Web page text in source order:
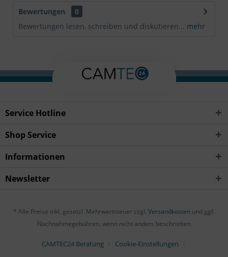
Bewertungen
0
Bewertungen lesen, schreiben und diskutieren... mehr
Service Hotline
Shop Service
Informationen
Newsletter
* Alle Preise inkl. gesetzl. Mehrwertsteuer zzgl. Versandkosten und ggf.
Nachnahmegebühren, wenn nicht anders beschrieben
CAMTEC24 Beratung
Cookie-Einstellungen